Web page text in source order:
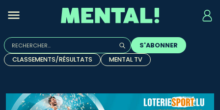
Rechercher :
Quand les résultats de l'auto-complétion sont
S'ABONNER
CLASSEMENTS/RÉSULTATS
MENTAL TV